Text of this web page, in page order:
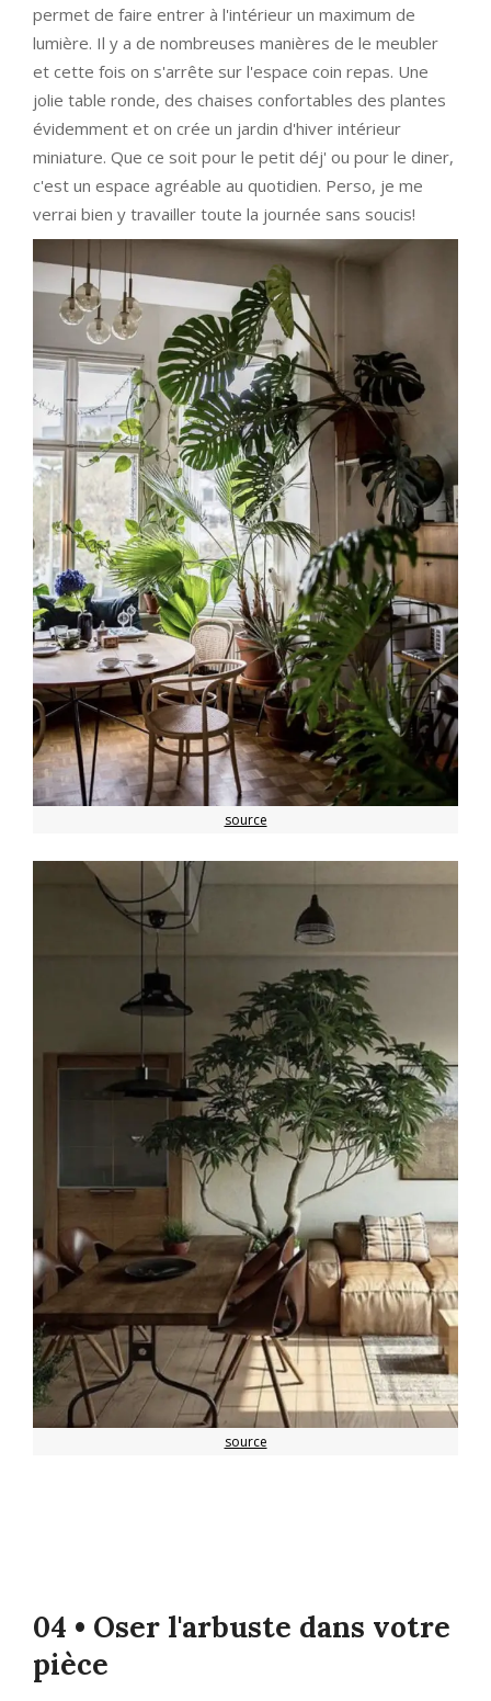
permet de faire entrer à l'intérieur un maximum de
lumière. Il y a de nombreuses manières de le meubler
et cette fois on s'arrête sur l'espace coin repas. Une
jolie table ronde, des chaises confortables des plantes
évidemment et on crée un jardin d'hiver intérieur
miniature. Que ce soit pour le petit déj' ou pour le diner,
c'est un espace agréable au quotidien. Perso, je me
verrai bien y travailler toute la journée sans soucis!
source
source
04 • Oser l'arbuste dans votre
pièce